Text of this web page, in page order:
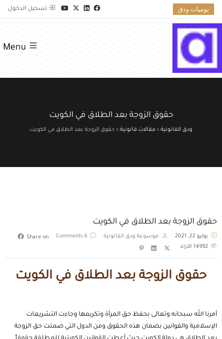
يوميات ودق تسجيل الدخول
Menu
حقوق الزوجة بعد الطلاق في الكويت
ودق القانونية › مقالات قانونية › حقوق الزوجة بعد الطلاق في الكويت
حقوق الزوجة بعد الطلاق في الكويت
يوليو 22, 2021 موسوعة ودق القانونية
6 Comments
الآراء
Share on
حقوق الزوجة بعد الطلاق في الكويت
أمرنا الله سبحانه وتعالى بحفظ حق المرأة وتكريمها وجاءت التشريعات
الإسلامية والقوانين بضمان هذه الحقوق ومن الدول التي ضمنت حق الزوجة